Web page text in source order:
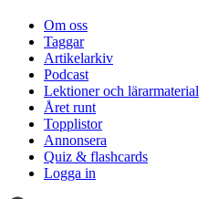
Om oss
Taggar
Artikelarkiv
Podcast
Lektioner och lärarmaterial
Året runt
Topplistor
Annonsera
Quiz & flashcards
Logga in